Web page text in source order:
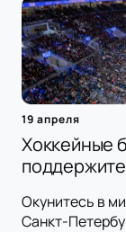
19 апреля
Хоккейные
Окунитесь в
Санкт-